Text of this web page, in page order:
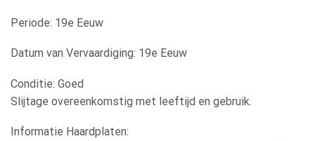
Periode: 19e Eeuw
Datum van Vervaardiging: 19e Eeuw
Conditie: Goed
Slijtage overeenkomstig met leeftijd en gebruik.
Informatie Haardplaten: